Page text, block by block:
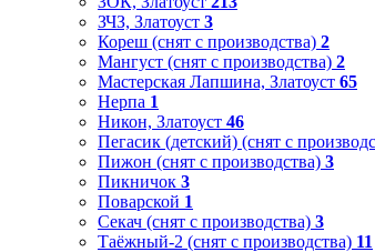
ЗЧЗ, Златоуст 3
Кореш (снят с производства) 2
Мангуст (снят с производства) 2
Мастерская Лапшина, Златоуст 65
Нерпа 1
Никон, Златоуст 46
Пегасик (детский) (снят с
Пижон (снят с производства) 3
Пикничок 3
Поварской 1
Секач (снят с производства) 3
Таёжный-2 (снят с производства) 11